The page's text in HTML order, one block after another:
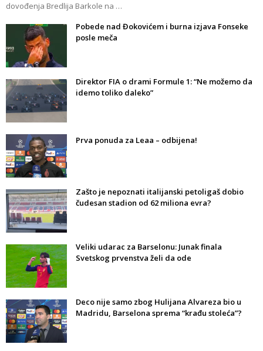
dovođenja Bredlija Barkole na …
Pobede nad Đokovićem i burna izjava Fonseke
posle meča
Direktor FIA o drami Formule 1: “Ne možemo da
idemo toliko daleko”
Prva ponuda za Leaa – odbijena!
Zašto je nepoznati italijanski petoligaš dobio
čudesan stadion od 62 miliona evra?
Veliki udarac za Barselonu: Junak finala
Svetskog prvenstva želi da ode
Deco nije samo zbog Hulijana Alvareza bio u
Madridu, Barselona sprema “krađu stoleća”?